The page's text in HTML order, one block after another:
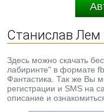
Станислав Лем
Здесь можно скачать
лабиринте" в формате
Фантастика. Так же Вы
регистрации и SMS на
описание и